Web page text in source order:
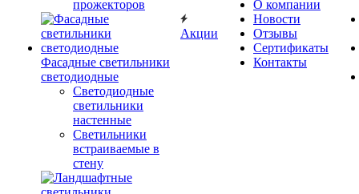
прожекторов
Фасадные светильники
светодиодные
Светодиодные
светильники
настенные
Светильники
встраиваемые в
стену
Акции
О компании
Новости
Отзывы
Сертификаты
Контакты